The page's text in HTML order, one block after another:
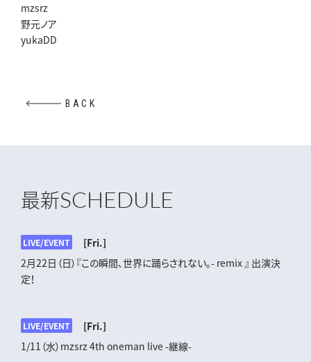
mzsrz
野元ノア
yukaDD
BACK
最新SCHEDULE
LIVE/EVENT
[Fri.]
2月22日（日）『この瞬間､世界に踊らされない｡- remix 』 出演決
定！
LIVE/EVENT
[Fri.]
1/11（水）mzsrz 4th oneman live -継線-